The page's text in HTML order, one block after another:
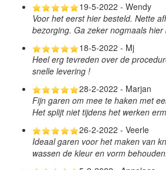
19-5-2022 - Wendy
Voor het eerst hier besteld. Nette
bezorging. Ga zeker nogmaals hier
18-5-2022 - Mj
Heel erg tevreden over de
snelle levering !
28-2-2022 - Marjan
Fijn garen om mee te haken met
Het splijt niet tijdens het werken
26-2-2022 - Veerle
Ideaal garen voor het maken van
wassen de kleur en vorm behouden.